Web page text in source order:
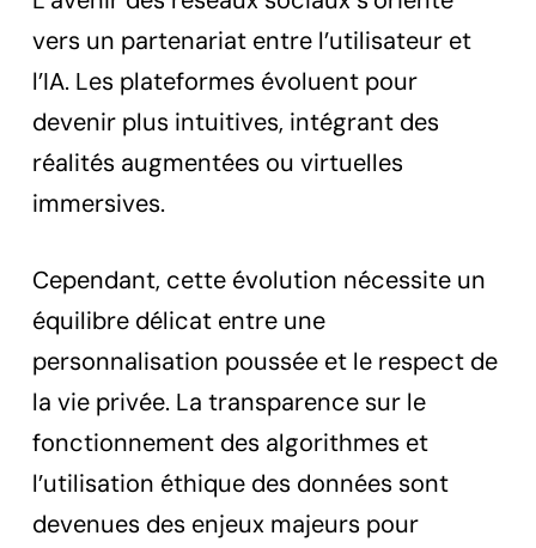
vers un partenariat entre l’utilisateur et
l’IA. Les plateformes évoluent pour
devenir plus intuitives, intégrant des
réalités augmentées ou virtuelles
immersives.
Cependant, cette évolution nécessite un
équilibre délicat entre une
personnalisation poussée et le respect de
la vie privée. La transparence sur le
fonctionnement des algorithmes et
l’utilisation éthique des données sont
devenues des enjeux majeurs pour